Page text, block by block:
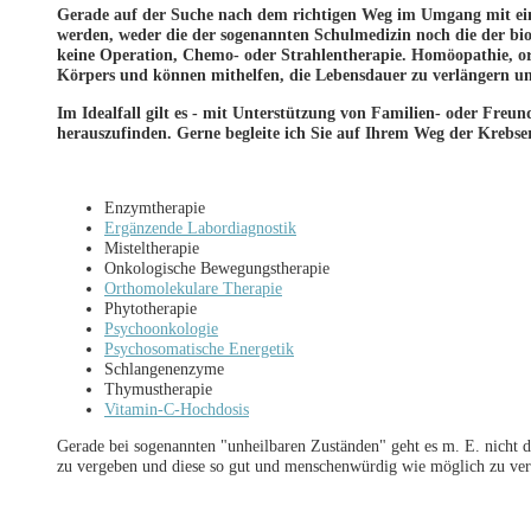
Gerade auf der Suche nach dem richtigen Weg im Umgang mit
werden, weder die der sogenannten Schulmedizin noch die der
keine Operation, Chemo- oder Strahlentherapie. Homöopathie,
Körpers und können mithelfen, die Lebensdauer zu verlängern
Im Idealfall gilt es - mit Unterstützung von Familien- oder
herauszufinden. Gerne begleite ich Sie auf Ihrem Weg der
Enzymtherapie
Ergänzende Labordiagnostik
Misteltherapie
Onkologische Bewegungstherapie
Orthomolekulare Therapie
Phytotherapie
Psychoonkologie
Psychosomatische Energetik
Schlangenenzyme
Thymustherapie
Vitamin-C-Hochdosis
Gerade bei sogenannten "unheilbaren Zuständen" geht es m. E.
zu vergeben und diese so gut und menschenwürdig wie möglich zu